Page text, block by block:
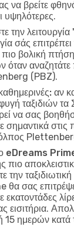
να βρείτε
υψηλότερες.
την
σάς
βολική
όταν αναζητάτε
(PBZ).
αν
ταξιδιών τα
να σας
σημαντικά
eDreams
πιο
την
θα σας
εκατοντάδες
εισιτήρια.
15 ημερών κατά